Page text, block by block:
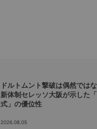
ドルトムント撃破は偶然では
新体制セレッソ大阪が示した
式」の優位性
2026.08.05